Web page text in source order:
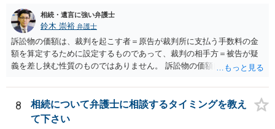
相続・遺言に強い弁護士
鈴木 崇裕 弁護士
訴訟物の価額は、裁判を起こす者＝原告が裁判所に支払う手数料の金
額を算定するために設定するものであって、裁判の相手方＝被告が疑
義を差し挟む性質のものではありません。 訴訟物の価額自体が裁判の
したとしても、変更されることはありません。
8
相続について弁護士に相談するタイミングを教え
て下さい